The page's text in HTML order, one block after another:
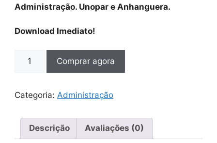
Administração. Unopar e Anhanguera.
Download Imediato!
Comprar agora
Categoria: Administração
Descrição Avaliações (0)